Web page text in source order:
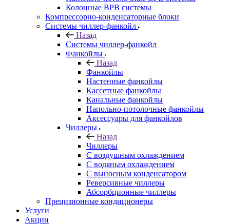
Колонные ВРВ системы
Компрессорно-конденсаторные блоки
Системы чиллер-фанкойл
Назад
Системы чиллер-фанкойл
Фанкойлы
Назад
Фанкойлы
Настенные фанкойлы
Кассетные фанкойлы
Канальные фанкойлы
Напольно-потолочные фанкойлы
Аксессуары для фанкойлов
Чиллеры
Назад
Чиллеры
С воздушным охлаждением
С водяным охлаждением
С выносным конденсатором
Реверсивные чиллеры
Абсорбционные чиллеры
Прецизионные кондиционеры
Услуги
Акции